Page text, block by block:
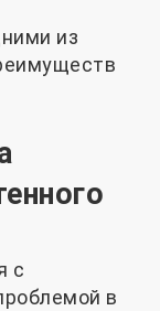
из
с
в